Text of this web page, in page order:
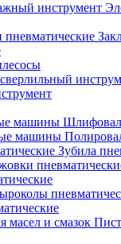
Зубила